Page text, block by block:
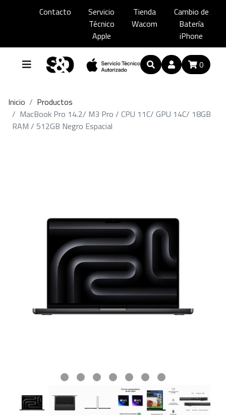
Contacto
Servicio
Técnico
Apple
Tienda
Wacom
Cambio de
Batería
iPhone
0
Inicio
Productos
MacBook Pro 14.2/ M3 Pro / CPU 11C/ GPU 14C/ 18GB
RAM / 512GB Negro Espacial